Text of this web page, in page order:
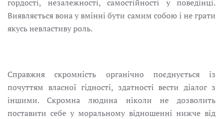
гордості, незалежності, самостійності у поведінці.
Виявляється вона у вмінні бути самим собою і не грати
якусь невластиву роль.
Справжня скромність органічно поєднується із
почуттям власної гідності, здатності вести діалог з
іншими. Скромна людина ніколи не дозволить
поставити себе у моральному відношенні нижче від